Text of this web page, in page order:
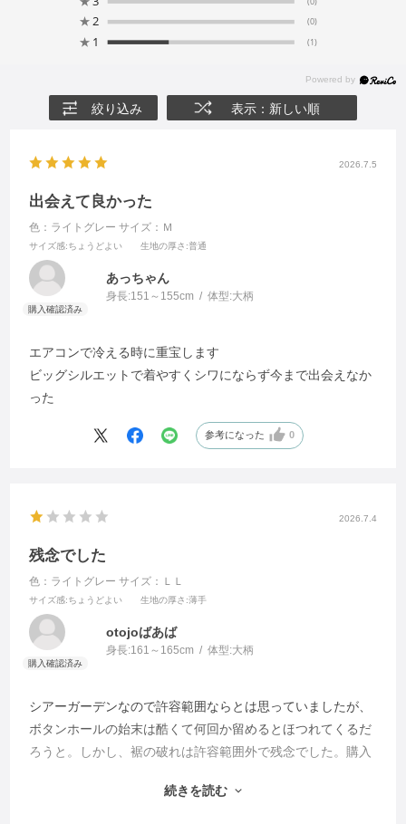
★2 (0)
★ 1 (1)
絞り込み 表示：新しい順
2026.7.5
出会えて良かった
色：ライトグレー サイズ：Ｍ
サイズ感:ちょうどよい 生地の厚さ :普通
あっちゃん
身長:151～155cm 体型:大柄
エアコンで冷える時に重宝します
ビッグシルエットで着やすくシワにならず今まで出会えなか
った
参考になった 0
2026.7.4
残念でした
色：ライトグレー サイズ：ＬＬ
サイズ感:ちょうどよい 生地の厚さ :薄手
otojoばあば
身長:161～165cm 体型:大柄
シアーガーデンなので許容範囲ならとは思っていましたが、
ボタンホールの始末は酷くて何回か留めるとほつれてくるだ
ろうと。しかし、裾の破れは許容範囲外で残念でした。購入
言っても一万円近いものでこの商品は許せないですね。信頼
続きを読む